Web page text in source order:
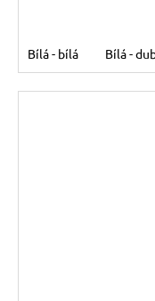
Bílá - bílá Bílá -